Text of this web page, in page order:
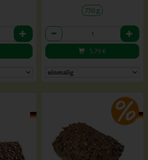
750 g
Anzahl
5,79€